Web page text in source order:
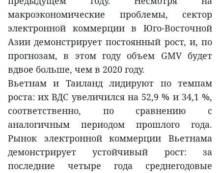
макроэкономические проблемы, сектор
электронной коммерции в Юго-Восточной
Азии демонстрирует постоянный рост, и, по
прогнозам, в этом году объем GMV будет
вдвое больше, чем в 2020 году.
Вьетнам и Таиланд лидируют по темпам
роста: их ВДС увеличился на 52,9 % и 34,1 %,
соответственно, по сравнению с
аналогичным периодом прошлого года.
Рынок электронной коммерции Вьетнама
демонстрирует устойчивый рост: за
последние четыре года среднегодовые